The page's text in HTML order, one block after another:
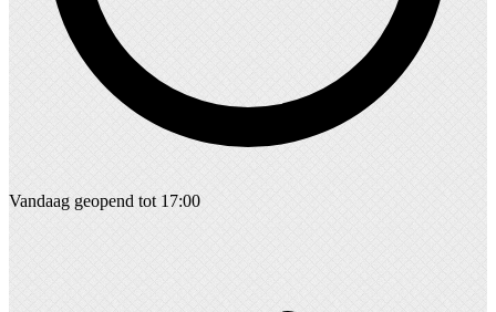
Vandaag geopend tot 17:00